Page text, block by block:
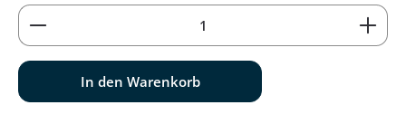
Produkt Anzahl: Gib den gewünschten Wert ein
In den Warenkorb